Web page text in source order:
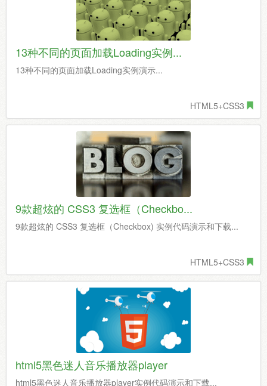
13种不同的页面加载Loading实例...
13种不同的页面加载Loading实例演示...
HTML5+CSS3
9款超炫的 CSS3 复选框（Checkbo...
9款超炫的 CSS3 复选框（Checkbox) 实例代码演示和下载...
HTML5+CSS3
html5黑色迷人音乐播放器player
html5黑色迷人音乐播放器player实例代码演示和下载...